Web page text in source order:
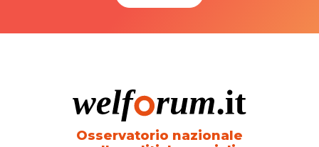
Osservatorio nazionale